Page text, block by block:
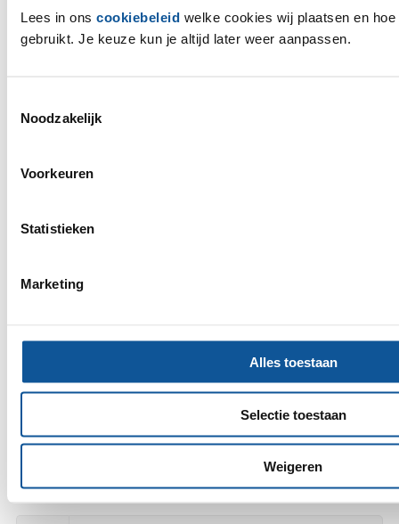
Lees in ons cookiebeleid welke cookies wij plaatsen en
gebruikt. Je keuze kun je altijd later weer aanpassen.
Noodzakelijk
Voorkeuren
Statistieken
Marketing
Alles toestaan
Selectie toestaan
Weigeren
Vraag direct een offerte aan
op maat. Vrijblijvend en gratis.